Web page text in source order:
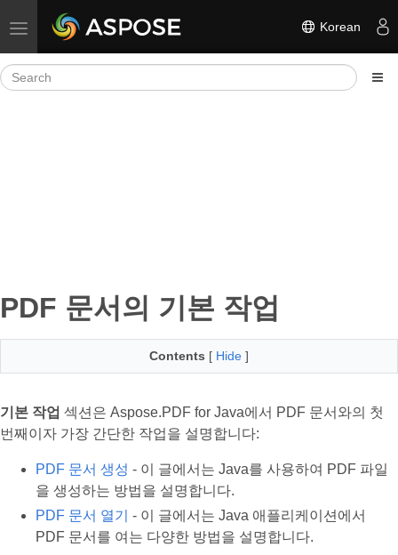
Toggle navigation Korean
PDF 문서의 기본 작업
Contents [ Hide ]
기본 작업 섹션은 Aspose.PDF for Java에서 PDF 문서와의 첫
번째이자 가장 간단한 작업을 설명합니다:
PDF 문서 생성 - 이 글에서는 Java를 사용하여 PDF 파일
을 생성하는 방법을 설명합니다.
PDF 문서 열기
- 이 글에서는 Java 애플리케이션에서
PDF 문서를 여는 다양한 방법을 설명합니다.